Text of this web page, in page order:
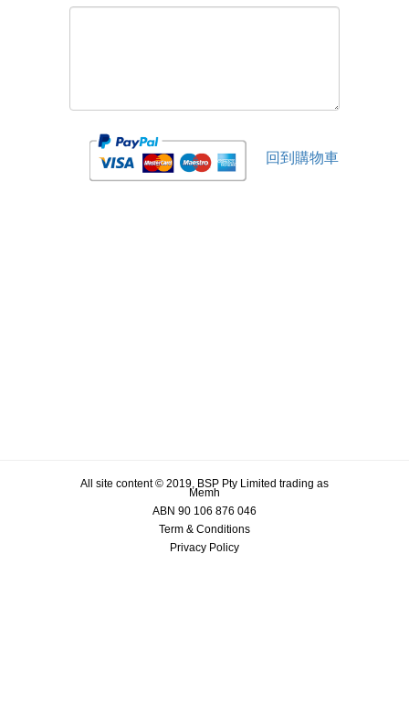
回到購物車
All site content © 2019, BSP Pty Limited trading as
Memh
ABN 90 106 876 046
Term & Conditions
Privacy Policy